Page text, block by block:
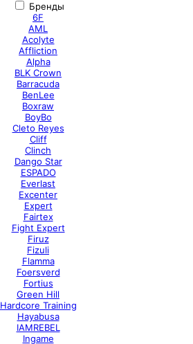
Бренды
6F
AML
Acolyte
Affliction
Alpha
BLK Crown
Barracuda
BenLee
Boxraw
BoyBo
Cleto Reyes
Cliff
Clinch
Dango Star
ESPADO
Everlast
Excenter
Expert
Fairtex
Fight Expert
Firuz
Fizuli
Flamma
Foersverd
Fortius
Green Hill
Hardcore Training
Hayabusa
IAMREBEL
Ingame